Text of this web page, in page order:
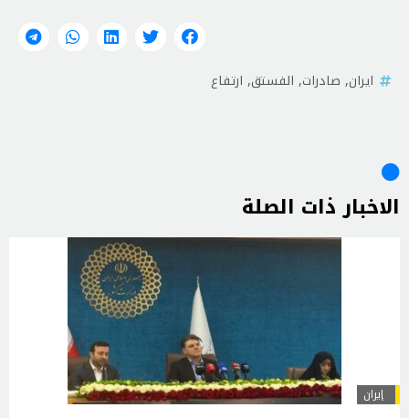
ايران, صادرات, الفستق, ارتفاع
الاخبار ذات الصلة
إيران